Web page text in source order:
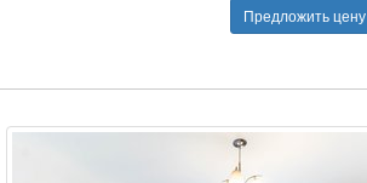
Предложить цену